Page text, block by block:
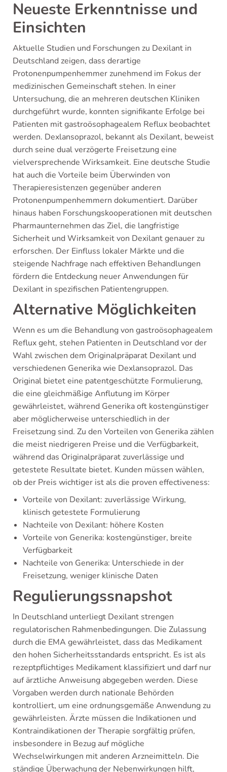
Neueste Erkenntnisse und
Einsichten
Aktuelle Studien und Forschungen zu Dexilant in
Deutschland zeigen, dass derartige
Protonenpumpenhemmer zunehmend im Fokus der
medizinischen Gemeinschaft stehen. In einer
Untersuchung, die an mehreren deutschen Kliniken
durchgeführt wurde, konnten signifikante Erfolge bei
Patienten mit gastroösophagealem Reflux beobachtet
werden. Dexlansoprazol, bekannt als Dexilant, beweist
durch seine dual verzögerte Freisetzung eine
vielversprechende Wirksamkeit. Eine deutsche Studie
hat auch die Vorteile beim Überwinden von
Therapieresistenzen gegenüber anderen
Protonenpumpenhemmern dokumentiert. Darüber
hinaus haben Forschungskooperationen mit deutschen
Pharmaunternehmen das Ziel, die langfristige
Sicherheit und Wirksamkeit von Dexilant genauer zu
erforschen. Der Einfluss lokaler Märkte und die
steigende Nachfrage nach effektiven Behandlungen
fördern die Entdeckung neuer Anwendungen für
Dexilant in spezifischen Patientengruppen.
Alternative Möglichkeiten
Wenn es um die Behandlung von gastroösophagealem
Reflux geht, stehen Patienten in Deutschland vor der
Wahl zwischen dem Originalpräparat Dexilant und
verschiedenen Generika wie Dexlansoprazol. Das
Original bietet eine patentgeschützte Formulierung,
die eine gleichmäßige Anflutung im Körper
gewährleistet, während Generika oft kostengünstiger
aber möglicherweise unterschiedlich in der
Freisetzung sind. Zu den Vorteilen von Generika zählen
die meist niedrigeren Preise und die Verfügbarkeit,
während das Originalpräparat zuverlässige und
getestete Resultate bietet. Kunden müssen wählen,
ob der Preis wichtiger ist als die proven effectiveness:
Vorteile von Dexilant: zuverlässige Wirkung,
klinisch getestete Formulierung
Nachteile von Dexilant: höhere Kosten
Vorteile von Generika: kostengünstiger, breite
Verfügbarkeit
Nachteile von Generika: Unterschiede in der
Freisetzung, weniger klinische Daten
Regulierungssnapshot
In Deutschland unterliegt Dexilant strengen
regulatorischen Rahmenbedingungen. Die Zulassung
durch die EMA gewährleistet, dass das Medikament
den hohen Sicherheitsstandards entspricht. Es ist als
rezeptpflichtiges Medikament klassifiziert und darf nur
auf ärztliche Anweisung abgegeben werden. Diese
Vorgaben werden durch nationale Behörden
kontrolliert, um eine ordnungsgemäße Anwendung zu
gewährleisten. Ärzte müssen die Indikationen und
Kontraindikationen der Therapie sorgfältig prüfen,
insbesondere in Bezug auf mögliche
Wechselwirkungen mit anderen Arzneimitteln. Die
ständige Überwachung der Nebenwirkungen hilft,